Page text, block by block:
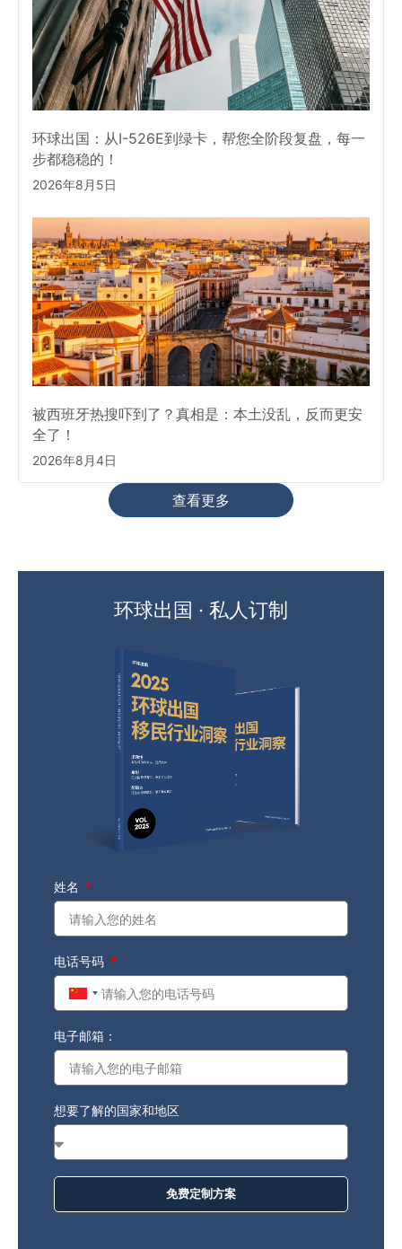
环球出国：从I-526E到绿卡，帮您全阶段复盘，每一
步都稳稳的！
2026年8月5日
被西班牙热搜吓到了？真相是：本土没乱，反而更安
全了！
2026年8月4日
查看更多
环球出国 · 私人订制
姓名
电话号码
China
电子邮箱：
想要了解的国家和地区
免费定制方案